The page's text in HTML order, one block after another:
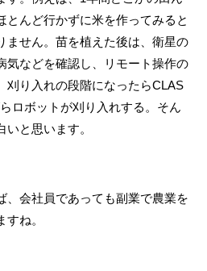
とんど行かずに米を作ってみると
ません。苗を植えた後は、衛星の
気などを確認し、リモート操作の
刈り入れの段階になったらCLAS
ロボットが刈り入れする。そん
と思います。
、会社員であっても副業で農業を
ね。